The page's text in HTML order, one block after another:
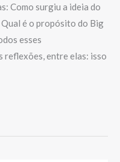
Como surgiu a ideia do
é o propósito do Big
esses
reflexões, entre elas: isso